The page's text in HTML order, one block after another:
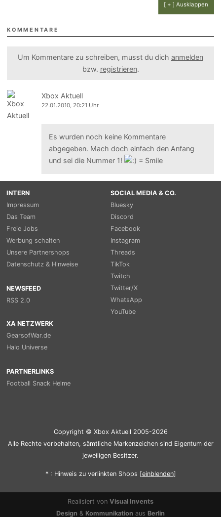
[ + ] Ausklappen
KOMMENTARE
Um Kommentare zu schreiben, musst du dich anmelden
bzw. registrieren.
Xbox Aktuell
22.01.2010, 20:21 Uhr
Es wurden noch keine Kommentare
abgegeben. Mach doch einfach den Anfang
und sei die Nummer 1!
INTERN
Impressum
Das Team
Freie Jobs
Werbung schalten
Unsere Partnershops
Datenschutz & Hinweise
NEWSFEED
RSS 2.0
SOCIAL MEDIA & CO.
Bluesky
Discord
Facebook
Instagram
Threads
TikTok
Twitch
Twitter/X
WhatsApp
YouTube
XA NETZWERK
GearsofWar.de
Halo Universe
PARTNERLINKS
Football Snack Helme
Copyright © Xbox Aktuell 2005-2026
Alle Rechte vorbehalten, sämtliche Markenzeichen sind Eigentum der
jeweiligen Besitzer.
* : Hinweis zu verlinkten Shops [einblenden]
Realisiert von Visual Invents
Design & Kommunikation aus Berlin